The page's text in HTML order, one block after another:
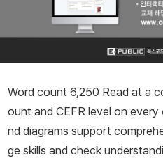
Word count 6,250 Read at a
ount and CEFR level on
nd diagrams support
ge skills and check